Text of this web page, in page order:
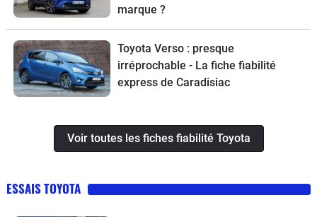
marque ?
Toyota Verso : presque
irréprochable - La fiche fiabilité
express de Caradisiac
Voir toutes les fiches fiabilité Toyota
ESSAIS TOYOTA